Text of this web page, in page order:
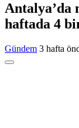
Antalya’da
haftada 4
Gündem 3 hafta